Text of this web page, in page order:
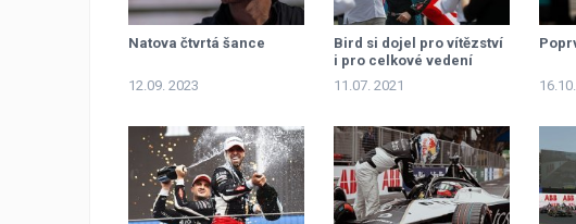
Natova čtvrtá šance
12.09. 2023
Bird si dojel pro vítězství
i pro celkové vedení
11.07. 2021